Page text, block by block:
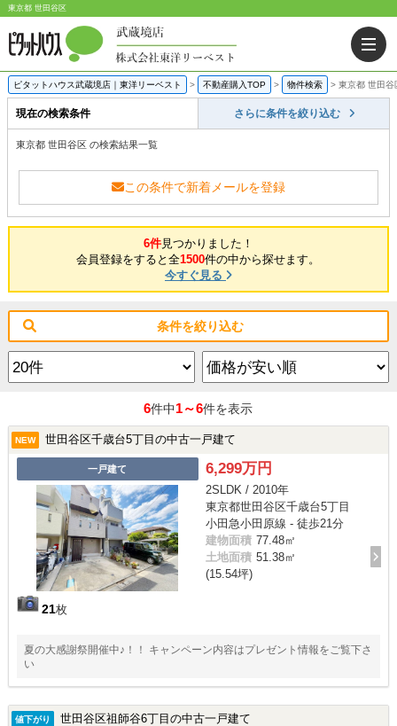
東京都 世田谷区
ピタットハウス武蔵境店｜東洋リーベスト > 不動産購入TOP > 物件検索 > 東京都 世田谷
現在の検索条件 さらに条件を絞り込む
東京都 世田谷区 の検索結果一覧
この条件で新着メールを登録
6件見つかりました！
会員登録をすると全1500件の中から探せます。
今すぐ見る
条件を絞り込む
6件中1～6件を表示
NEW 世田谷区千歳台5丁目の中古一戸建て
一戸建て
21枚
6,299万円
2SLDK / 2010年
東京都世田谷区千歳台5丁目
小田急小田原線 - 徒歩21分
建物面積 77.48㎡
土地面積 51.38㎡
(15.54坪)
夏の大感謝祭開催中♪！！ キャンペーン内容はプレゼント情報をご覧下さ
い
値下がり 世田谷区祖師谷6丁目の中古一戸建て